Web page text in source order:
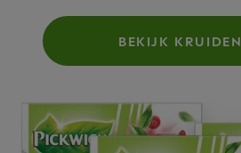
BEKIJK